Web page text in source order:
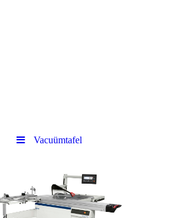
Vacuümtafel